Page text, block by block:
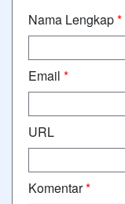
Nama Lengkap*
Email *
URL
Komentar*